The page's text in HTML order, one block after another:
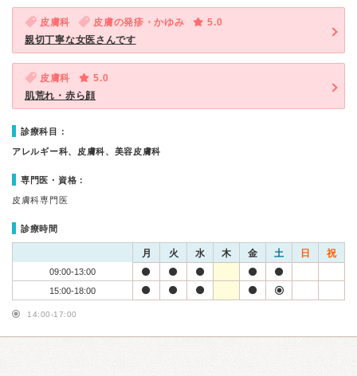
皮膚科 皮膚の発疹・かゆみ
5.0
親切丁寧な女医さんです
皮膚科
5.0
肌荒れ・赤ら顔
診療科目：
アレルギー科、皮膚科、美容皮膚科
専門医・資格：
皮膚科専門医
診療時間
月 火 水 木 金 土 日 祝
09:00-13:00
15:00-18:00
14:00-17:00